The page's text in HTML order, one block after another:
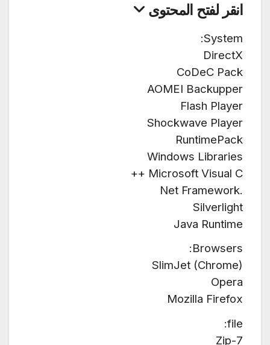
انقر لفتح المحتوى
System:
DirectX
CoDeC Pack
AOMEI Backupper
Flash Player
Shockwave Player
RuntimePack
Windows Libraries
Microsoft Visual C ++
.Net Framework
Silverlight
Java Runtime
Browsers:
SlimJet (Chrome)
Opera
Mozilla Firefox
file:
7-Zip